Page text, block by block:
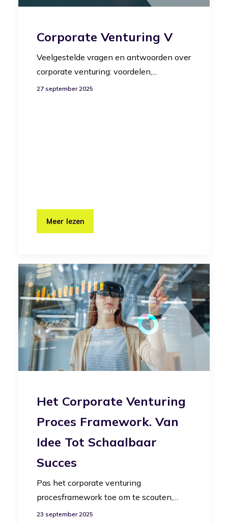
Corporate Venturing V
Veelgestelde vragen en antwoorden over
corporate venturing: voordelen,...
27 september 2025
Meer lezen
Het Corporate Venturing
Proces Framework. Van
Idee Tot Schaalbaar
Succes
Pas het corporate venturing
procesframework toe om te scouten,…
23 september 2025